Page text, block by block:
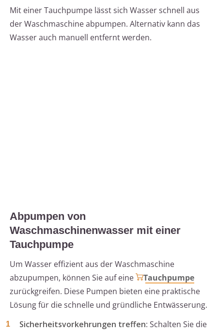
Mit einer Tauchpumpe lässt sich Wasser schnell aus
der Waschmaschine abpumpen. Alternativ kann das
Wasser auch manuell entfernt werden.
Abpumpen von
Waschmaschinenwasser mit einer
Tauchpumpe
Um Wasser effizient aus der Waschmaschine
abzupumpen, können Sie auf eine
Tauchpumpe
zurückgreifen. Diese Pumpen bieten eine praktische
Lösung für die schnelle und gründliche Entwässerung.
Sicherheitsvorkehrungen treffen: Schalten Sie die